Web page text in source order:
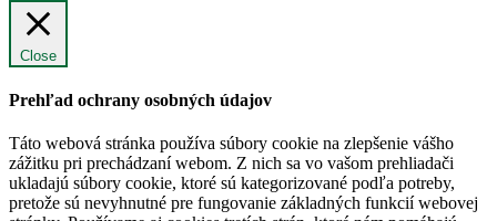
Close
Prehľad ochrany osobných údajov
Táto webová stránka používa súbory cookie na zlepšenie vášho
zážitku pri prechádzaní webom. Z nich sa vo vašom prehliadači
ukladajú súbory cookie, ktoré sú kategorizované podľa potreby,
pretože sú nevyhnutné pre fungovanie základných funkcií webovej